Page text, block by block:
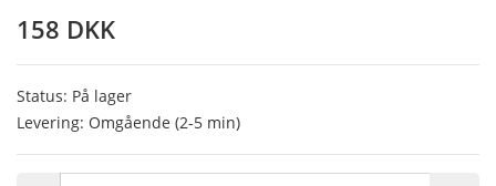
158 DKK
Status: På lager
Levering: Omgående (2-5 min)